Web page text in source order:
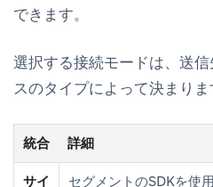
できます。
選択する接続モードは、送
スのタイプによって決まりま
統合 詳細
サイ
セグメントのSDKを使